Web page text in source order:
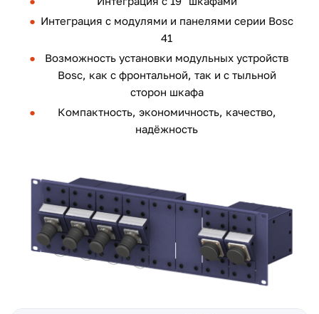
Интеграция с модулями и панелями серии Bosc
41
Возможность установки модульных устройств
Bosc, как с фронтальной, так и с тыльной
сторон шкафа
Компактность, экономичность, качество,
надёжность